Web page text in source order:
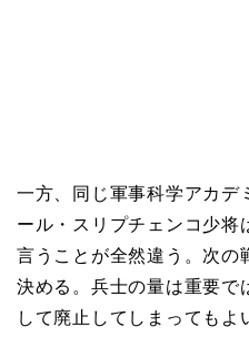
一方、同じ軍事科学アカデ
ール・スリプチェンコ少将
言うことが全然違う。次の
決める。兵士の量は重要で
して廃止してしまってもよ